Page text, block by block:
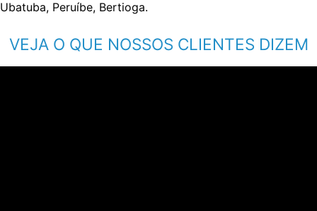
Ubatuba, Peruíbe, Bertioga.
VEJA O QUE NOSSOS CLIENTES DIZEM